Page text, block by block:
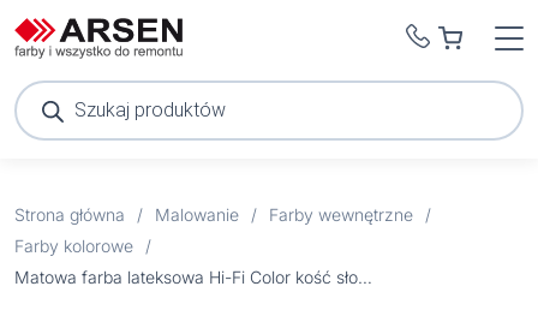
Wyszukiwarka
produktów
Strona główna / Malowanie / Farby wewnętrzne
/
Farby kolorowe
/
Matowa farba lateksowa Hi-Fi Color kość słoniowa 2,5 l